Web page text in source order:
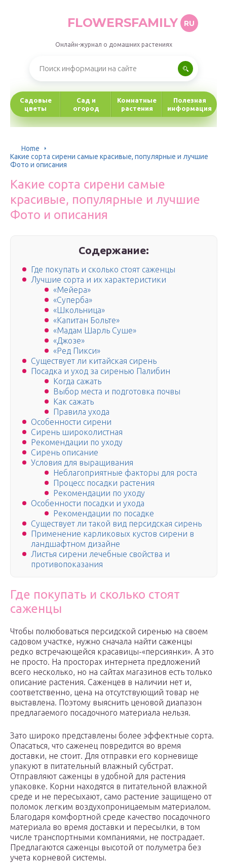
FLOWERSFAMILY RU
Онлайн-журнал о домашних растениях
Садовые
цветы
Сад и
огород
Комнатные
растения
Полезная
информация
Home
Какие сорта сирени самые красивые, популярные и лучшие
Фото и описания
Какие сорта сирени самые
красивые, популярные и лучшие
Фото и описания
Содержание:
Где покупать и сколько стоят саженцы
Лучшие сорта и их характеристики
«Мейера»
«Суперба»
«Школьница»
«Капитан Больте»
«Мадам Шарль Суше»
«Джозе»
«Ред Пикси»
Существует ли китайская сирень
Посадка и уход за сиренью Палибин
Когда сажать
Выбор места и подготовка почвы
Как сажать
Правила ухода
Особенности сирени
Сирень широколистная
Рекомендации по уходу
Сирень описание
Условия для выращивания
Неблагоприятные факторы для роста
Процесс посадки растения
Рекомендации по уходу
Особенности посадки и ухода
Рекомендации по посадке
Существует ли такой вид персидская сирень
Применение карликовых кустов сирени в
ландшафтном дизайне
Листья сирени лечебные свойства и
противопоказания
Где покупать и сколько стоят
саженцы
Чтобы полюбоваться персидской сиренью на своем
садовом участке, нужно сначала найти саженцы
редко встречающейся красавицы-«персиянки». А это
не просто. На просторах интернета предложений
всего несколько, но на сайтах магазинов есть только
описание растения. Саженцев в наличии нет и,
соответственно, цена на отсутствующий товар не
выставлена. Поэтому выяснить ценовой диапазон
предлагаемого посадочного материала нельзя.
Зато широко представлены более эффектные сорта.
Опасаться, что саженец повредится во время
доставки, не стоит. Для отправки его корневище
упакуют в питательный влажный субстрат.
Отправляют саженцы в удобной для растения
упаковке. Корни находятся в питательной влажной
среде и не пересыхают, само растение защищено от
поломок легким воздухопроницаемым материалом.
Благодаря комфортной среде качество посадочного
материала во время доставки и пересылки, в том
числе транспортными компаниями, не пострадает.
Предлагаются саженцы высотой от полуметра без
учета корневой системы.